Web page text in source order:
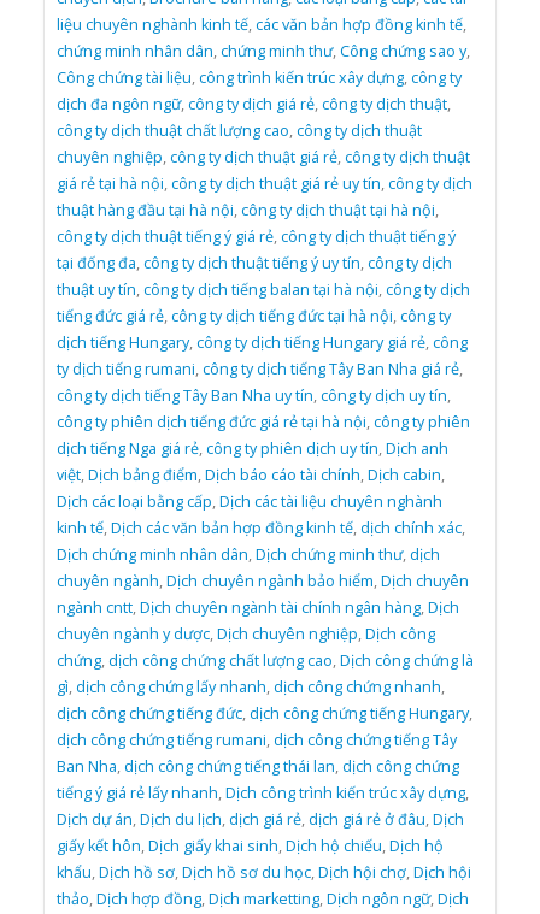
liệu chuyên nghành kinh tế,các văn bản hợp đồng kinh tế,
chứng minh nhân dân,chứng minh thư,Công chứng sao y,
Công chứng tài liệu,công trình kiến trúc xây dựng,công ty
dịch đa ngôn ngữ,công ty dịch giá rẻ,công ty dịch thuật,
công ty dịch thuật chất lượng cao,công ty dịch thuật
chuyên nghiệp,công ty dịch thuật giá rẻ,công ty dịch thuật
giá rẻ tại hà nội,công ty dịch thuật giá rẻ uy tín,công ty dịch
thuật hàng đầu tại hà nội,công ty dịch thuật tại hà nội,
công ty dịch thuật tiếng ý giá rẻ,công ty dịch thuật tiếng ý
tại đống đa,công ty dịch thuật tiếng ý uy tín,công ty dịch
thuật uy tín,công ty dịch tiếng balan tại hà nội,công ty dịch
tiếng đức giá rẻ,công ty dịch tiếng đức tại hà nội,công ty
dịch tiếng Hungary,công ty dịch tiếng Hungary giá rẻ,công
ty dịch tiếng rumani,công ty dịch tiếng Tây Ban Nha giá rẻ,
công ty dịch tiếng Tây Ban Nha uy tín,công ty dịch uy tín,
công ty phiên dịch tiếng đức giá rẻ tại hà nội,công ty phiên
dịch tiếng Nga giá rẻ,công ty phiên dịch uy tín,Dịch anh
việt,Dịch bảng điểm,Dịch báo cáo tài chính,Dịch cabin,
Dịch các loại bằng cấp,Dịch các tài liệu chuyên nghành
kinh tế,Dịch các văn bản hợp đồng kinh tế,dịch chính xác,
Dịch chứng minh nhân dân,Dịch chứng minh thư,dịch
chuyên ngành,Dịch chuyên ngành bảo hiểm,Dịch chuyên
ngành cntt,Dịch chuyên ngành tài chính ngân hàng,Dịch
chuyên ngành y dược,Dịch chuyên nghiệp,Dịch công
chứng,dịch công chứng chất lượng cao,Dịch công chứng là
gì,dịch công chứng lấy nhanh,dịch công chứng nhanh,
dịch công chứng tiếng đức,dịch công chứng tiếng Hungary,
dịch công chứng tiếng rumani,dịch công chứng tiếng Tây
Ban Nha,dịch công chứng tiếng thái lan,dịch công chứng
tiếng ý giá rẻ lấy nhanh,Dịch công trình kiến trúc xây dựng,
Dịch dự án,Dịch du lịch,dịch giá rẻ,dịch giá rẻ ở đâu,Dịch
giấy kết hôn,Dịch giấy khai sinh,Dịch hộ chiếu,Dịch hộ
khẩu,Dịch hồ sơ,Dịch hồ sơ du học,Dịch hội chợ,Dịch hội
thảo,Dịch hợp đồng,Dịch marketting,Dịch ngôn ngữ,Dịch